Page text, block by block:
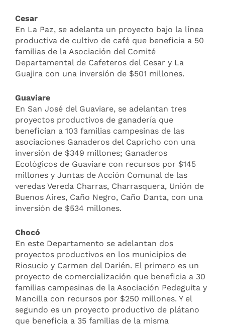
Cesar
En La Paz, se adelanta un proyecto bajo la línea
productiva de cultivo de café que beneficia a 50
familias de la Asociación del Comité
Departamental de Cafeteros del Cesar y La
Guajira con una inversión de $501 millones.
Guaviare
En San José del Guaviare, se adelantan tres
proyectos productivos de ganadería que
benefician a 103 familias campesinas de las
asociaciones Ganaderos del Capricho con una
inversión de $349 millones; Ganaderos
Ecológicos de Guaviare con recursos por $145
millones y Juntas de Acción Comunal de las
veredas Vereda Charras, Charrasquera, Unión de
Buenos Aires, Caño Negro, Caño Danta, con una
inversión de $534 millones.
Chocó
En este Departamento se adelantan dos
proyectos productivos en los municipios de
Riosucio y Carmen del Darién. El primero es un
proyecto de comercialización que beneficia a 30
familias campesinas de la Asociación Pedeguita y
Mancilla con recursos por $250 millones. Y el
segundo es un proyecto productivo de plátano
que beneficia a 35 familias de la misma